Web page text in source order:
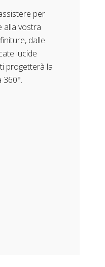
per
alla vostra
dalle
lucide
progetterà la